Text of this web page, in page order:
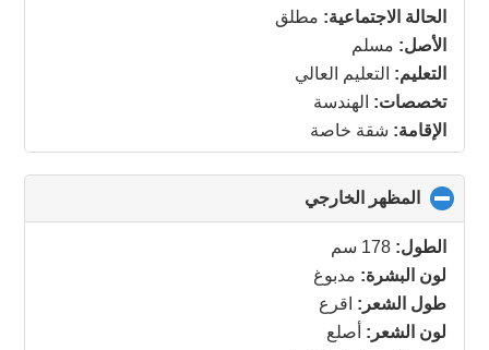
collapse
contents
الحالة الاجتماعية: مطلق
الأصل: مسلم
التعليم: التعليم العالي
تخصصات: الهندسة
الإقامة: شقة خاصة
المظهر الخارجي
to
الطول: 178 سم
لون البشرة: مدبوغ
طول الشعر: اقرع
لون الشعر: أصلع